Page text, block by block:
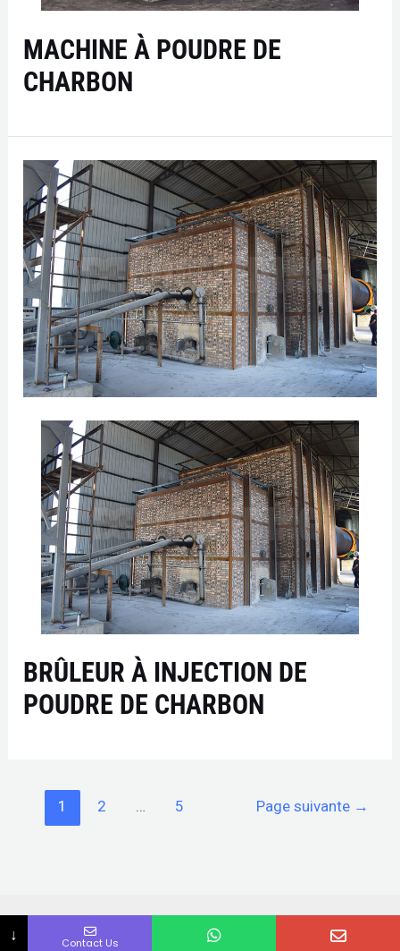
MACHINE À POUDRE DE
CHARBON
BRÛLEUR À INJECTION DE
POUDRE DE CHARBON
1 2 5 Page suivante →
Droits d'auteur © 2026 | Dongding Machinery
| Tous droits
↓ Contact Us